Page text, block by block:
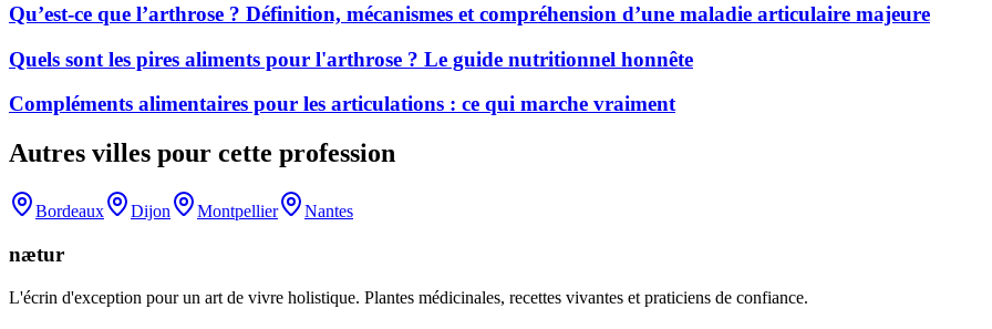
Qu’est-ce que l’arthrose ? Définition, mécanismes et compréhension d’une maladie articulaire majeure
Quels sont les pires aliments pour l'arthrose ? Le guide nutritionnel honnête
Compléments alimentaires pour les articulations : ce qui marche vraiment
Autres villes pour cette profession
Bordeaux Dijon Montpellier Nantes
nætur
L'écrin d'exception pour un art de vivre holistique. Plantes médicinales, recettes vivantes et praticiens de confiance.